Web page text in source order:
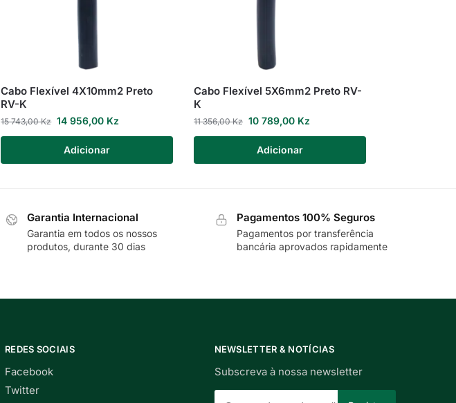
Cabo Flexível 4X10mm2 Preto
RV-K
15 743,00Kz 14 956,00 Kz
Adicionar
Cabo Flexível 5X6mm2 Preto RV-
K
11 356,00Kz 10 789,00 Kz
Adicionar
Garantia Internacional
Garantia em todos os nossos
produtos, durante 30 dias
Pagamentos 100% Seguros
Pagamentos por transferência
bancária aprovados rapidamente
REDES SOCIAIS
Facebook
Twitter
NEWSLETTER & NOTÍCIAS
Subscreva à nossa newsletter